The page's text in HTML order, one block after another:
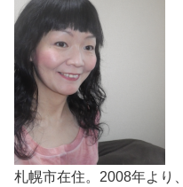
札幌市在住。2008年より